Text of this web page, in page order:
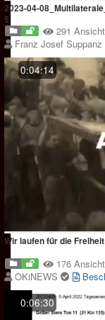
2023-04-
5
291
Franz Josef Suppanz
0:04:14
Wir laufen für die
176
OKiNEWS
0:06:30